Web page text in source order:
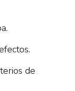
de